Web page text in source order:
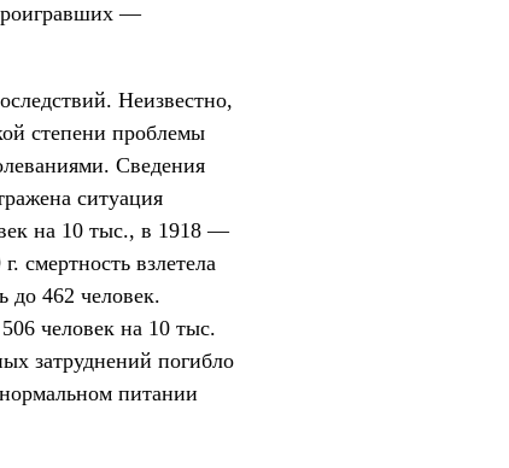
—
Неизвестно,
степени проблемы
Сведения
ситуация
на 10 тыс., в 1918 —
смертность взлетела
до 462 человек.
человек на 10 тыс.
затруднений погибло
питании